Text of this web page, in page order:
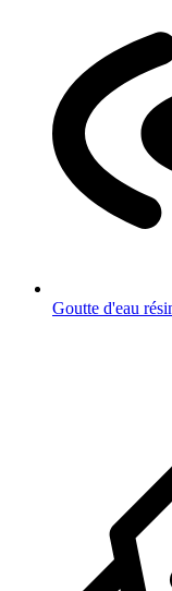
Goutte d'eau